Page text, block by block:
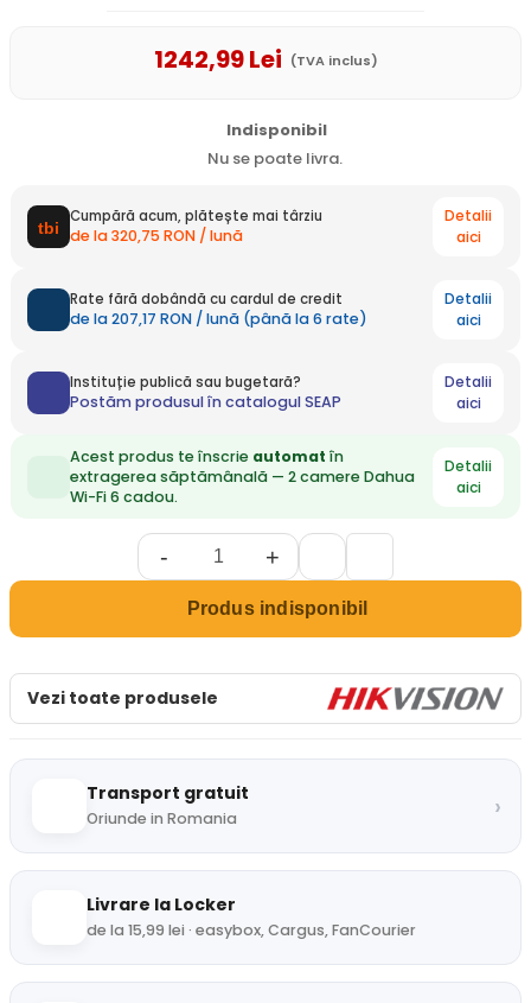
1242,99Lei (TVA inclus)
Indisponibil
Nu se poate livra.
Cumpără acum, plătește mai târziu
de la 320,75 RON / lună
Detalii
aici
Rate fără dobândă cu cardul de credit
de la 207,17 RON / lună (până la 6 rate)
Detalii
aici
Instituție publică sau bugetară?
Postăm produsul în catalogul SEAP
Detalii
aici
Acest produs te înscrie automat în
extragerea săptămânală — 2 camere Dahua
Wi-Fi 6 cadou.
Detalii
aici
- +
Produs indisponibil
Vezi toate produsele
Transport gratuit
Oriunde in Romania ›
Livrare la Locker
de la 15,99 lei · easybox, Cargus, FanCourier